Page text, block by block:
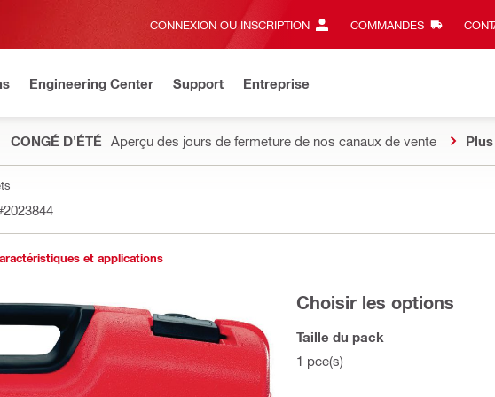
CONNEXION OU INSCRIPTION COMMANDES
Engineering Center Support Entreprise
CONGÉ D'ÉTÉ Aperçu des jours de fermeture de nos canaux de vente
et applications
Choisir les options
Taille du pack
1 pce(s)